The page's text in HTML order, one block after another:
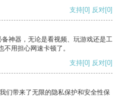
支持[0] 反对[0]
神器，无论是看视频、玩游戏还是工
用担心网速卡顿了。
支持[0] 反对[0]
们带来了无限的隐私保护和安全性保